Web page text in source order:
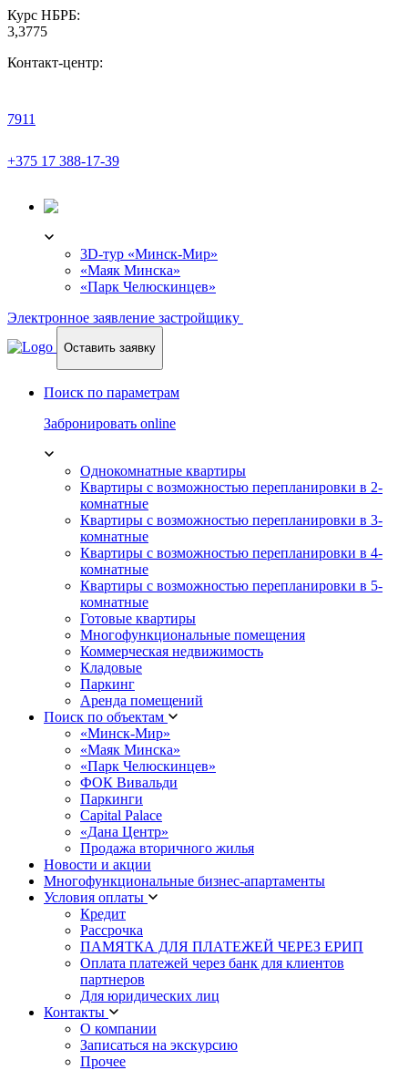
Курс НБРБ:
3,3775
Контакт-центр:
7911
+375 17 388-17-39
3D-тур «Минск-Мир»
«Маяк Минска»
«Парк Челюскинцев»
Электронное заявление застройщику
Оставить заявку
Поиск по параметрам
Забронировать online
Однокомнатные квартиры
Квартиры с возможностью перепланировки в 2-
комнатные
Квартиры с возможностью перепланировки в 3-
комнатные
Квартиры с возможностью перепланировки в 4-
комнатные
Квартиры с возможностью перепланировки в 5-
комнатные
Готовые квартиры
Многофункциональные помещения
Коммерческая недвижимость
Кладовые
Паркинг
Аренда помещений
Поиск по объектам
«Минск-Мир»
«Маяк Минска»
«Парк Челюскинцев»
ФОК Вивальди
Паркинги
Capital Palace
«Дана Центр»
Продажа вторичного жилья
Новости и акции
Многофункциональные бизнес-апартаменты
Условия оплаты
Кредит
Рассрочка
ПАМЯТКА ДЛЯ ПЛАТЕЖЕЙ ЧЕРЕЗ ЕРИП
Оплата платежей через банк для клиентов
партнеров
Для юридических лиц
Контакты
О компании
Записаться на экскурсию
Прочее